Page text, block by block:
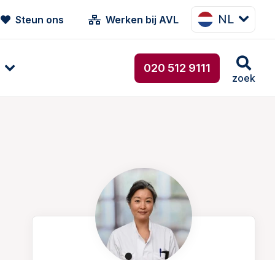
Steun ons Werken bij AVL NL
020 512 9111
zoek